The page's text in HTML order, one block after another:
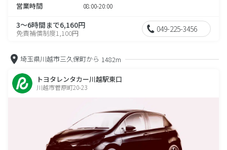
営業時間 08:00-20:00
3～6時間まで6,160円
免責補償制度1,100円 049-225-3456
埼玉県川越市三久保町から 1482m
トヨタレンタカー川越駅東口
川越市菅原町20-23